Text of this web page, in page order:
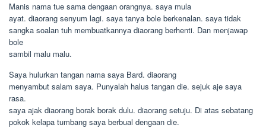
Manis nama tue sama dengaan orangnya. saya mula
ayat. diaorang senyum lagi. saya tanya bole berkenalan. saya tidak
sangka soalan tuh membuatkannya diaorang berhenti. Dan menjawap
bole
sambil malu malu.
Saya hulurkan tangan nama saya Bard. diaorang
menyambut salam saya. Punyalah halus tangan die. sejuk aje saya
rasa.
saya ajak diaorang borak borak dulu. diaorang setuju. Di atas sebatang
pokok kelapa tumbang saya berbual dengaan die.